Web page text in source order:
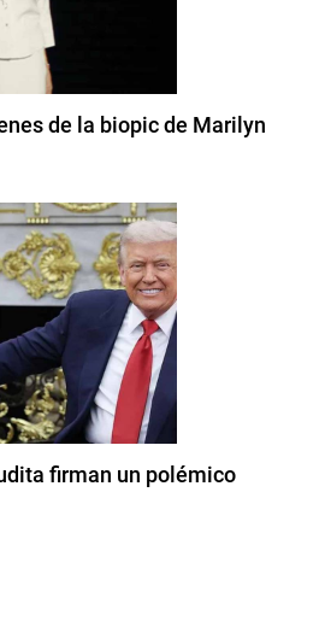
de la biopic de Marilyn
firman un polémico